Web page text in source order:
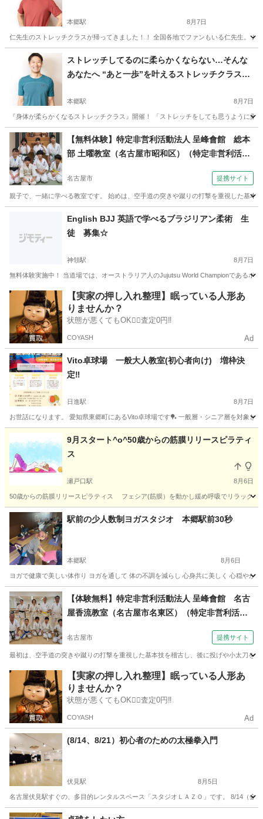
本郷駅 8月7日
仁先生のストレッチクラスが帰ってきました！！ 全国各地でファンもいる仁先生。
名古屋市 その他 ストレッチ
ストレッチしてるのに柔らかくならない…そんな
あなたへ “あと一歩”を叶えるストレッチクラス開
本郷駅 8月7日
『身体が柔らかくなるストレッチクラス』開催！ 「ストレッチをしても思うように
愛知 名古屋市 本郷駅 ヨガ ストレッチ
【無料体験】特定非営利活動法人 呈峰會館 総本
部 土曜教室（名古屋市昭和区）（特定非営利活動
夜７時～）
名古屋市 提携サイト
親子で、一緒に学べる教室です。 始めは、空手道の突きや蹴りの打撃を重視した基
空手/他格闘技
English BJJ 英語で学べるブラジリアン柔術 生
徒 募集☆
神領駅 8月7日
無料体験実施中！ 当道場では、オーストラリア人のJujutsu World Championであるポ
愛知 春日井市 神領駅 スポーツ 柔術
【実家の押し入れ整理】眠っている人形あ
りませんか？
状態が悪くてもOK🙆‍♀️査定0円‼️
COYASH Ad
Vito卓球場 一般大人教室(初心者向け) 増枠決
定‼
日進駅 8月7日
お世話になります。 愛知県東郷町にあるVito卓球場です🏓 一般層・シニア層を対象
愛知 愛知郡 日進駅 スポーツ 初心者
9月スタート^o^50歳からの筋膜リリースピラティ
ス
瀬戸口駅 8月6日
50歳からの筋膜リリースピラティス フェシア(筋膜）を動かし緩め呼吸でリラックス
愛知 瀬戸市 瀬戸口駅 その他 ビューティー
駅前の少人数制ヨガスタジオ 本郷駅前30秒
本郷駅 8月6日
ヨガで健康で美しい体作り ヨガを通して 体の不調を減らし 心身共に美しく 心穏やか
愛知 名古屋市 本郷駅 ヨガ 手ぶら
【体験無料】特定非営利活動法人 呈峰會館 名古
屋香流教室（名古屋市名東区）（特定非営利活動
火曜夜７時～）
名古屋市 提携サイト
最初は、空手道の突きや蹴りの打撃を重視した基本技を稽古し、後に投げや小太刀を
愛知 名古屋市 空手/他格闘技
【実家の押し入れ整理】眠っている人形あ
りませんか？
状態が悪くてもOK🙆‍♀️査定0円‼️
COYASH Ad
(8/14、8/21）初心者のための太極拳入門
伏見駅 8月5日
名古屋伏見駅すぐの、多目的レンタルスペース「スタジオＬＡＺＯ」です。 8/14（
愛知 名古屋市 伏見駅 太極拳